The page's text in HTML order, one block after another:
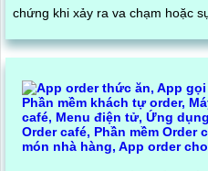
chứng khi xảy ra va chạm hoặc